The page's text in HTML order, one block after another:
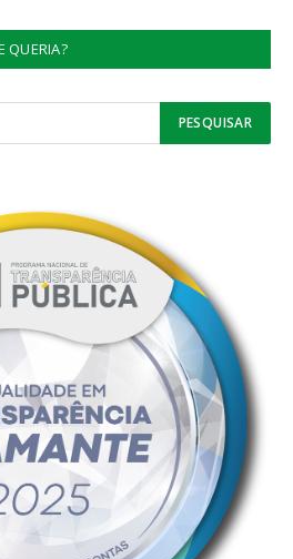
QUERIA?